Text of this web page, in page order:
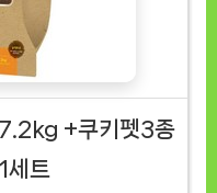
+쿠키펫3종
세트